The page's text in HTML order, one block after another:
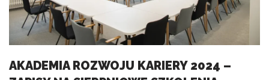
AKADEMIA ROZWOJU KARIERY 2024 –